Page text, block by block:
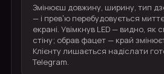
Змінюєш довжину, ширину, тип
— і превʼю перебудовується
екрані. Увімкнув LED — видно, як
стіну; обрав фацет — край
Клієнту лишається надіслати
Telegram.